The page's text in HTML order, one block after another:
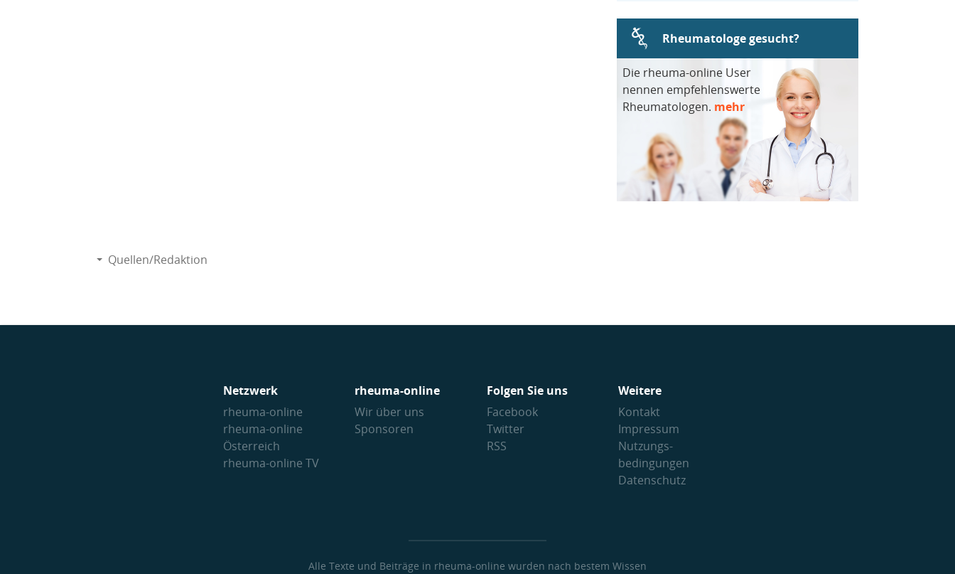
Rheumatologe gesucht?
Die rheuma-online User
nennen empfehlenswerte
Rheumatologen. mehr
Quellen/Redaktion
Netzwerk
rheuma-online
rheuma-online
Österreich
rheuma-online TV
rheuma-online
Wir über uns
Sponsoren
Folgen Sie uns
Facebook
Twitter
RSS
Weitere
Kontakt
Impressum
Nutzungs­
bedingungen
Datenschutz
Alle Texte und Beiträge in rheuma-online wurden nach bestem Wissen